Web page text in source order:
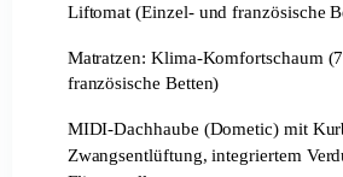
Liftomat (Einzel- und französische
Matratzen: Klima-Komfortschaum
französische Betten)
MIDI-Dachhaube (Dometic) mit
Zwangsentlüftung, integriertem